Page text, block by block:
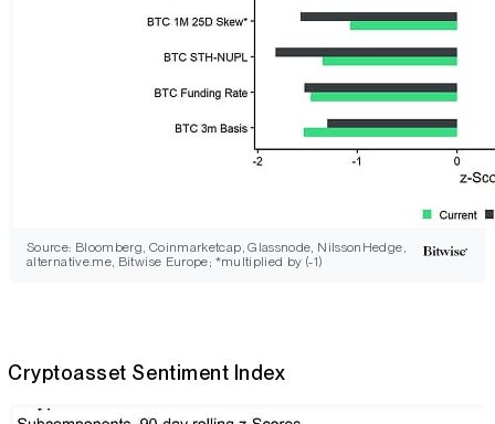
Source: Bloomberg, Coinmarketcap, Glassnode, NilssonHedge,
alternative.me, Bitwise Europe; *multiplied by (-1)
Cryptoasset Sentiment Index